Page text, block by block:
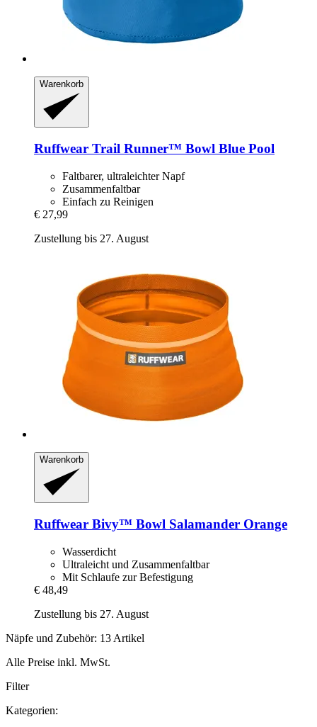
Warenkorb
Ruffwear Trail Runner™ Bowl Blue Pool
Faltbarer, ultraleichter Napf
Zusammenfaltbar
Einfach zu Reinigen
€ 27,99
Zustellung bis 27. August
Warenkorb
Ruffwear Bivy™ Bowl Salamander Orange
Wasserdicht
Ultraleicht und Zusammenfaltbar
Mit Schlaufe zur Befestigung
€ 48,49
Zustellung bis 27. August
Näpfe und Zubehör: 13 Artikel
Alle Preise inkl. MwSt.
Filter
Kategorien: